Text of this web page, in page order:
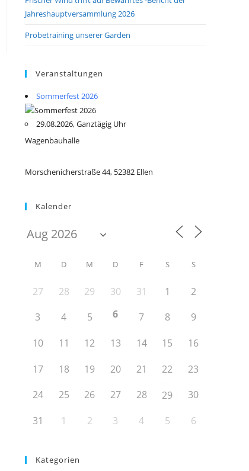
Jahreshauptversammlung 2026
Probetraining unserer Garden
Veranstaltungen
Sommerfest 2026
29.08.2026, Ganztägig Uhr
Wagenbauhalle
Morschenicherstraße 44, 52382 Ellen
Kalender
M D M D F S S
27 28 29 30 31 1
2
3
4 5 6 7 8
9
10
11 12 13 14 15
16
17
18 19 20 21 22
23
24
25 26 27 28 29
30
31
1 2 3 4 5 6
Kategorien